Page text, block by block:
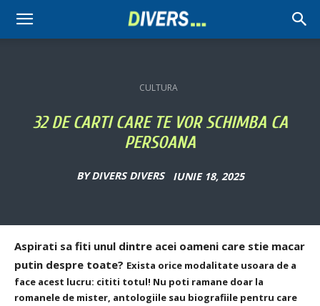
Divers
CULTURA
32 DE CARTI CARE TE VOR SCHIMBA CA
PERSOANA
BY DIVERS DIVERS IUNIE 18, 2025
Aspirati sa fiti unul dintre acei oameni care stie macar
putin despre toate? Exista orice modalitate usoara de a
face acest lucru: cititi totul! Nu poti ramane doar la
romanele de mister, antologiile sau biografiile pentru care